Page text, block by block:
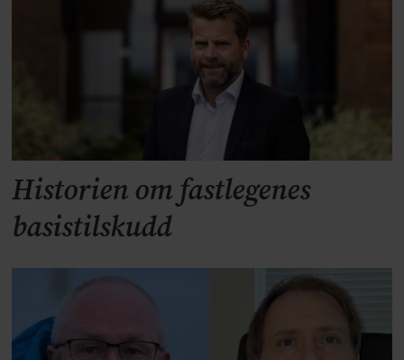
Historien om fastlegenes
basistilskudd